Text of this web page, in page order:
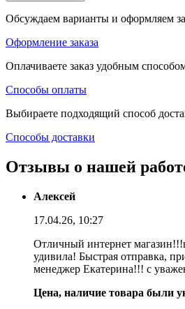
Обсуждаем варианты и оформляем
Оформление заказа
Оплачиваете заказ удобным
Способы оплаты
Выбираете подходящий способ
Способы доставки
Отзывы о нашей
Алексей
17.04.26, 10:27
Отличный интернет
удивила! Быстрая отправка,
менеджер Екатерина!!! с
Цена, наличие товара были